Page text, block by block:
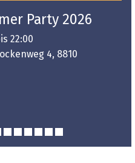
Party 2026
22:00
4, 8810